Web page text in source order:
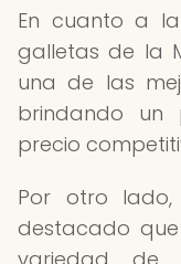
En cuanto a
galletas de la
una de las
brindando
precio
Por otro lado,
destacado